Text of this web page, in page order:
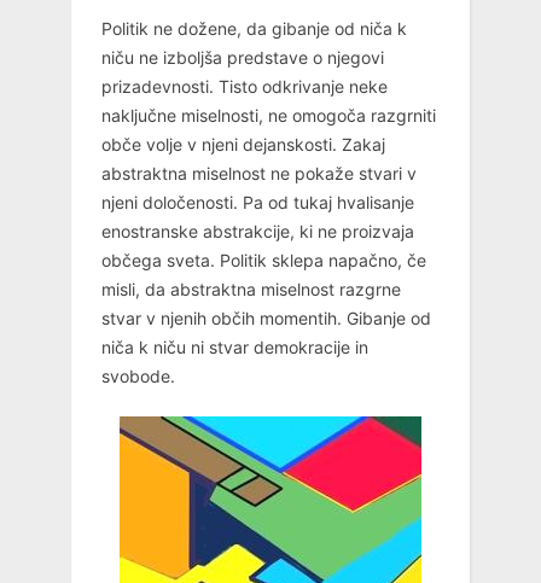
Politik ne dožene, da gibanje od niča k
niču ne izboljša predstave o njegovi
prizadevnosti. Tisto odkrivanje neke
naključne miselnosti, ne omogoča razgrniti
obče volje v njeni dejanskosti. Zakaj
abstraktna miselnost ne pokaže stvari v
njeni določenosti. Pa od tukaj hvalisanje
enostranske abstrakcije, ki ne proizvaja
občega sveta. Politik sklepa napačno, če
misli, da abstraktna miselnost razgrne
stvar v njenih občih momentih. Gibanje od
niča k niču ni stvar demokracije in
svobode.